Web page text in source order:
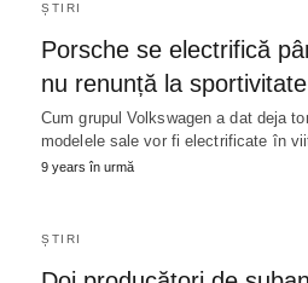
ȘTIRI
Porsche se electrifică
nu renunță la sportivitate
Cum grupul Volkswagen a dat deja
modelele sale vor fi electrificate în
9 years în urmă
ȘTIRI